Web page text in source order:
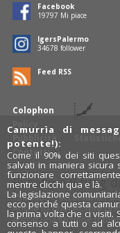
Colophon
Policy
Pubblicità
Contatti
Facebook
19797 Mi piace
IgersPalermo
34678 follower
Feed RSS
Rosalio è il blog
754 autoriraccontano
Anche tu puoi essere
anche una sezione
Camurrìa di
potente!):
Come il 90% dei siti
salvati in maniera sicura
funzionare
mentre clicchi qua e là.
La legislazione
ecco perché questa
la prima volta che ci visiti.
consenso a tutti o ad